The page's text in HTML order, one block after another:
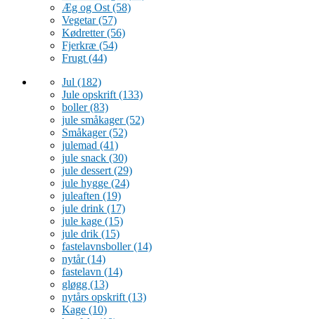
Æg og Ost (58)
Vegetar(57)
Kødretter(56)
Fjerkræ (54)
Frugt (44)
Jul (182)
Jule opskrift (133)
boller(83)
jule småkager(52)
Småkager(52)
julemad (41)
jule snack (30)
jule dessert (29)
jule hygge (24)
juleaften (19)
jule drink (17)
jule kage (15)
jule drik (15)
fastelavnsboller(14)
nytår(14)
fastelavn (14)
gløgg (13)
nytårs opskrift (13)
Kage (10)